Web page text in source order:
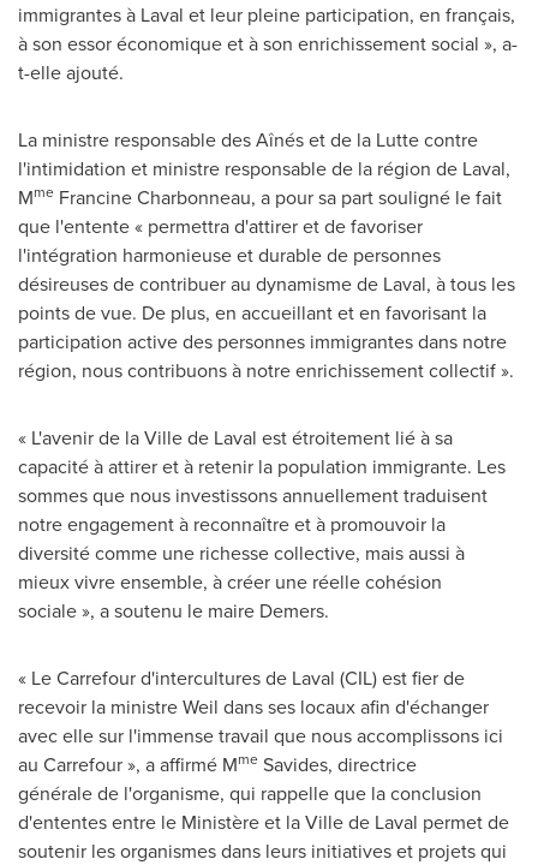
immigrantes à Laval et leur pleine participation, en français,
à son essor économique et à son enrichissement social », a-
t-elle ajouté.
La ministre responsable des Aînés et de la Lutte contre
l'intimidation et ministre responsable de la région de Laval,
Mme Francine Charbonneau, a pour sa part souligné le fait
que l'entente « permettra d'attirer et de favoriser
l'intégration harmonieuse et durable de personnes
désireuses de contribuer au dynamisme de Laval, à tous les
points de vue. De plus, en accueillant et en favorisant la
participation active des personnes immigrantes dans notre
région, nous contribuons à notre enrichissement collectif ».
« L'avenir de laVille de Laval est étroitement lié à sa
capacité à attirer et à retenir la population immigrante. Les
sommes que nous investissons annuellement traduisent
notre engagement à reconnaître et à promouvoir la
diversité comme une richesse collective, mais aussi à
mieux vivre ensemble, à créer une réelle cohésion
sociale », a soutenu le maire Demers.
« Le Carrefour d'intercultures de Laval (CIL) est fier de
recevoir la ministre Weil dans ses locaux afin d'échanger
avec elle sur l'immense travail que nous accomplissons ici
au Carrefour », a affirmé Mme Savides, directrice
générale de l'organisme, qui rappelle que la conclusion
d'ententes entre le Ministère et la Ville de Laval permet de
soutenir les organismes dans leurs initiatives et projets qui